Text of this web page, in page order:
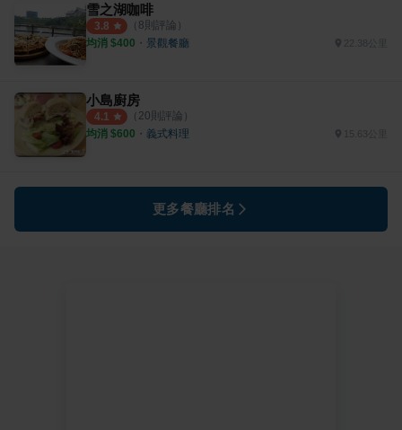
雪之湖咖啡
3.8 （ 8則評論）
均消 $400 ・ 景觀餐廳
小島廚房
4.1 （ 20則評論）
均消 $600 ・ 義式料理 15.63公里
更多餐廳排名